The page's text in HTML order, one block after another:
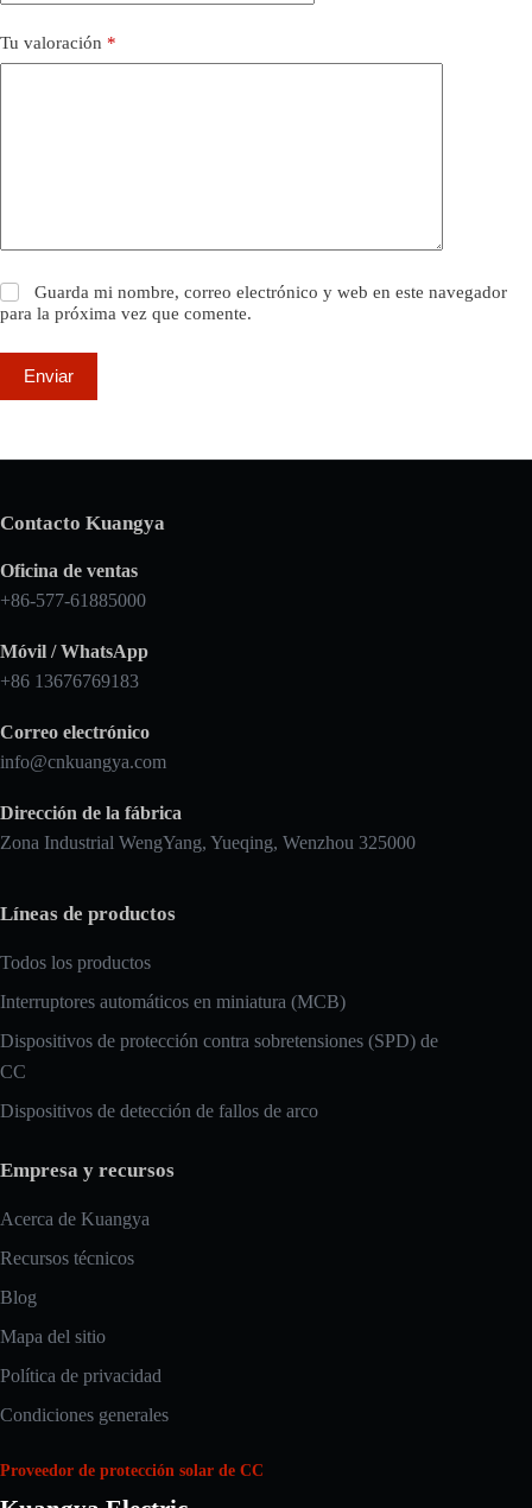
Tu valoración *
Guarda mi nombre, correo electrónico y web en este navegador
para la próxima vez que comente.
Enviar
Contacto Kuangya
Oficina de ventas
+86-577-61885000
Móvil / WhatsApp
+86 13676769183
Correo electrónico
info@cnkuangya.com
Dirección de la fábrica
Zona Industrial WengYang, Yueqing, Wenzhou 325000
Líneas de productos
Todos los productos
Interruptores automáticos en miniatura (MCB)
Dispositivos de protección contra sobretensiones (SPD) de
CC
Dispositivos de detección de fallos de arco
Empresa y recursos
Acerca de Kuangya
Recursos técnicos
Blog
Mapa del sitio
Política de privacidad
Condiciones generales
Proveedor de protección solar de CC